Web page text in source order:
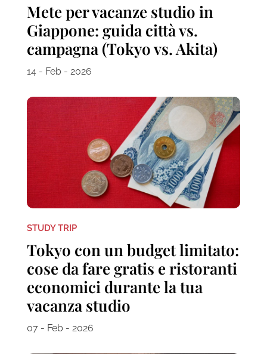
Mete per vacanze studio in
Giappone: guida città vs.
campagna (Tokyo vs. Akita)
14 - Feb - 2026
STUDY TRIP
Tokyo con un budget limitato:
cose da fare gratis e ristoranti
economici durante la tua
vacanza studio
07 - Feb - 2026